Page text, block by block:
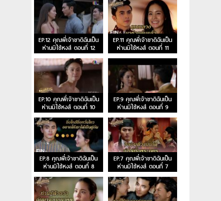
EP.12 คุณพี่เจ้าขาดิฉันเป็น
ห่านมิใช่หงส์ ตอนที่ 12
EP.11 คุณพี่เจ้าขาดิฉันเป็น
ห่านมิใช่หงส์ ตอนที่ 11
EP.10 คุณพี่เจ้าขาดิฉันเป็น
ห่านมิใช่หงส์ ตอนที่ 10
EP.9 คุณพี่เจ้าขาดิฉันเป็น
ห่านมิใช่หงส์ ตอนที่ 9
EP.8 คุณพี่เจ้าขาดิฉันเป็น
ห่านมิใช่หงส์ ตอนที่ 8
EP.7 คุณพี่เจ้าขาดิฉันเป็น
ห่านมิใช่หงส์ ตอนที่ 7